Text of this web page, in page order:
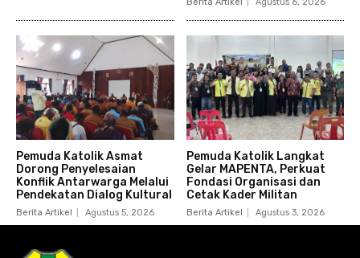
Pemuda Katolik Asmat
Dorong Penyelesaian
Konflik Antarwarga Melalui
Pendekatan Dialog Kultural
Berita Artikel Agustus 5, 2026
Pemuda Katolik Langkat
Gelar MAPENTA, Perkuat
Fondasi Organisasi dan
Cetak Kader Militan
Berita Artikel Agustus 3, 2026